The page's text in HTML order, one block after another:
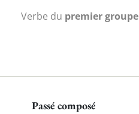
Verbe du premier groupe
Passé composé